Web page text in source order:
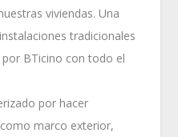
viviendas. Una
tradicionales
BTicino con todo el
por hacer
marco exterior,